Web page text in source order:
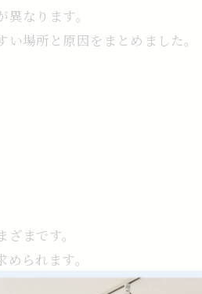
なります。
場所と原因をまとめました。
まです。
られます。
拭くのがおすすめです。